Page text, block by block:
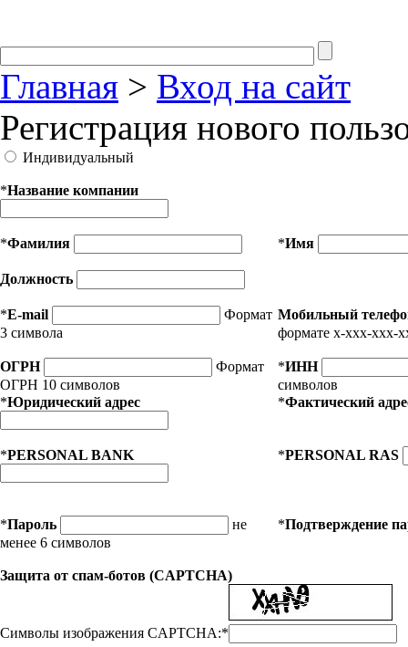
Главная > Вход на сайт
Регистрация нового
Индивидуальный
*Название компании
*Фамилия *Имя
Должность
*E-mail
Формат
3 символа
Мобильный
формате x-xxx-xxx-
ОГРН
Формат
ОГРН 10 символов
*ИНН
символов
*Юридический адрес *Фактический
*PERSONAL BANK *PERSONAL RAS
*Пароль
не
менее 6 символов
*Подтверждение
Защита от спам-ботов (CAPTCHA)
Символы изображения CAPTCHA:*